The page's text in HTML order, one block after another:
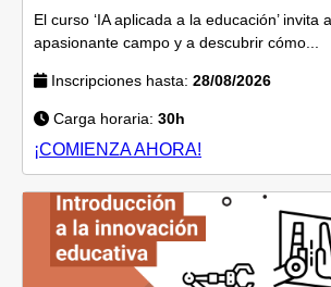
El curso ‘IA aplicada a la educación’ invita
apasionante campo y a descubrir cómo...
Inscripciones hasta: 28/08/2026
Carga horaria: 30h
¡COMIENZA AHORA!